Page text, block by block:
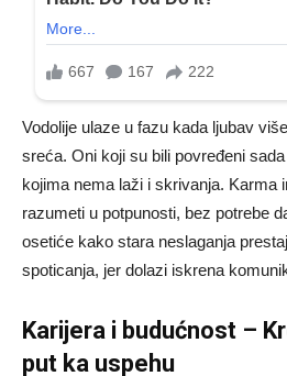
Vodolije ulaze u fazu kada ljubav
sreća. Oni koji su bili povređeni
kojima nema laži i skrivanja. Karma
razumeti u potpunosti, bez potrebe
osetiće kako stara neslaganja
spoticanja, jer dolazi iskrena
Karijera i budućnost –
put ka uspehu